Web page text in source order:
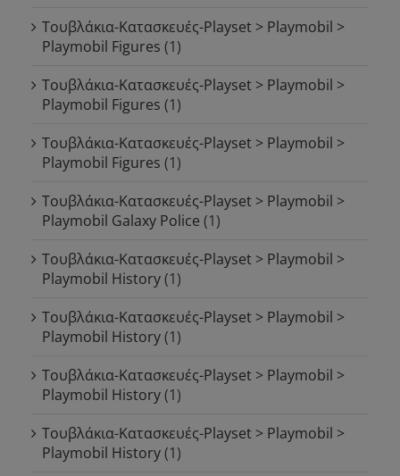
Τουβλάκια-Κατασκευές-Playset > Playmobil >
Playmobil Figures (1)
Τουβλάκια-Κατασκευές-Playset > Playmobil >
Playmobil Figures (1)
Τουβλάκια-Κατασκευές-Playset > Playmobil >
Playmobil Figures (1)
Τουβλάκια-Κατασκευές-Playset > Playmobil >
Playmobil Galaxy Police (1)
Τουβλάκια-Κατασκευές-Playset > Playmobil >
Playmobil History(1)
Τουβλάκια-Κατασκευές-Playset > Playmobil >
Playmobil History(1)
Τουβλάκια-Κατασκευές-Playset > Playmobil >
Playmobil History(1)
Τουβλάκια-Κατασκευές-Playset > Playmobil >
Playmobil History(1)